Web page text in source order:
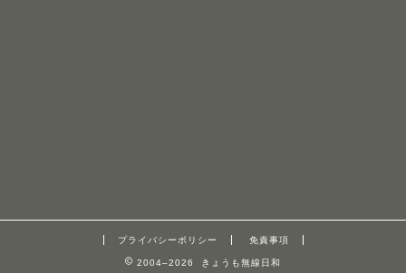
プライバシーポリシー 免責事項
2004–2026 きょうも無線日和